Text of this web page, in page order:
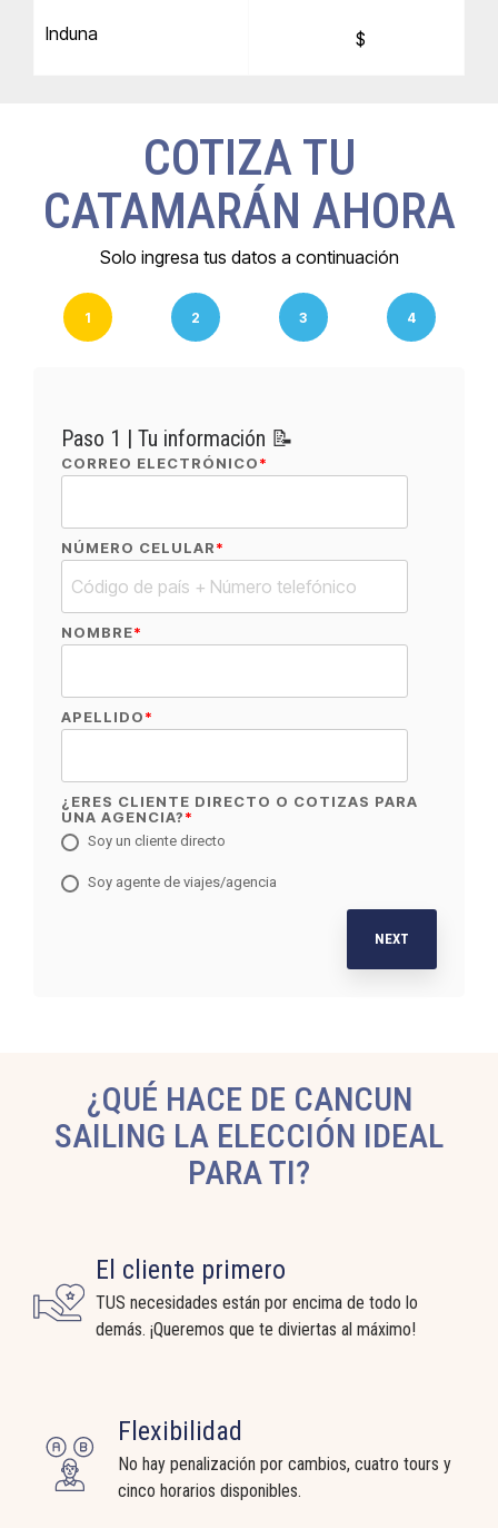
Induna $
COTIZA TU
CATAMARÁN AHORA
Solo ingresa tus datos a continuación
1 2 3 4
Paso 1 | Tu información 📝
CORREO ELECTRÓNICO*
NÚMERO CELULAR*
NOMBRE*
APELLIDO*
¿ERES CLIENTE DIRECTO O COTIZAS PARA
UNA AGENCIA?*
Soy un cliente directo
Soy agente de viajes/agencia
NEXT
¿QUÉ HACE DE CANCUN
SAILING LA ELECCIÓN IDEAL
PARA TI?
El cliente primero
TUS necesidades están por encima de todo lo
demás. ¡Queremos que te diviertas al máximo!
Flexibilidad
No hay penalización por cambios, cuatro tours y
cinco horarios disponibles.